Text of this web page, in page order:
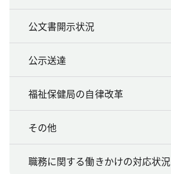
公文書開示状況
公示送達
福祉保健局の自律改革
その他
職務に関する働きかけの対応状況